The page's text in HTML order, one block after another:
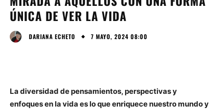
ÚNICA DE VER LA VIDA
DARIANA ECHETO 7 MAYO, 2024 08:00
La diversidad de pensamientos, perspectivas y
enfoques en la vida es lo que enriquece nuestro mundo y